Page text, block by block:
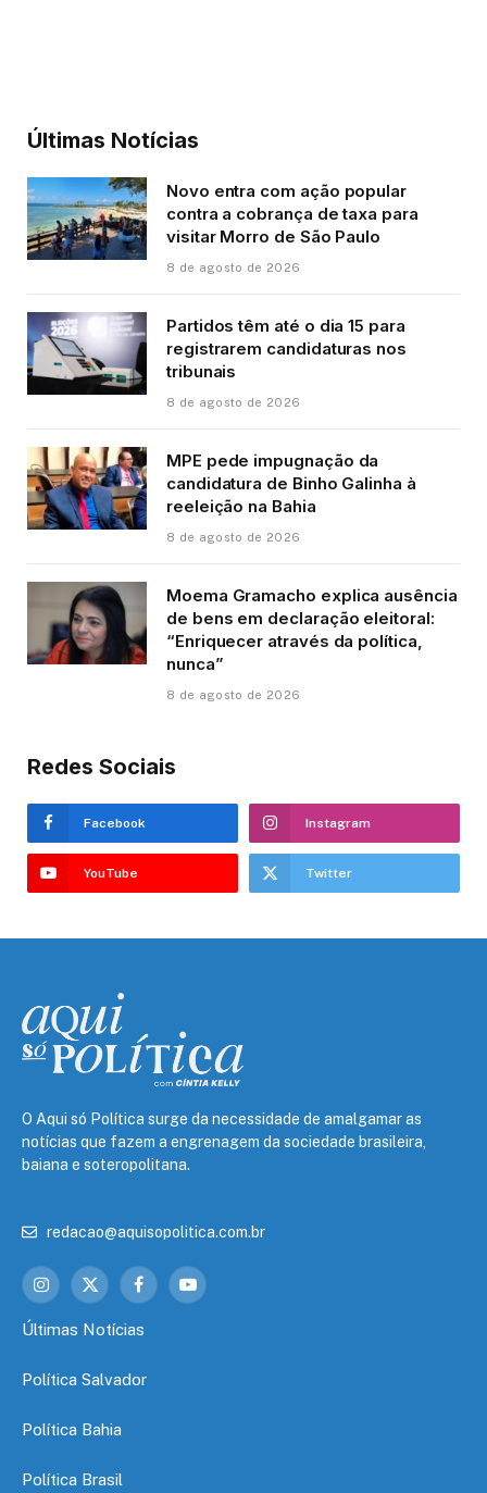
Últimas Notícias
Novo entra com ação popular
contra a cobrança de taxa para
visitar Morro de São Paulo
8 de agosto de 2026
Partidos têm até o dia 15 para
registrarem candidaturas nos
tribunais
8 de agosto de 2026
MPE pede impugnação da
candidatura de Binho Galinha à
reeleição na Bahia
8 de agosto de 2026
Moema Gramacho explica ausência
de bens em declaração eleitoral:
“Enriquecer através da política,
nunca”
8 de agosto de 2026
Redes Sociais
Facebook Instagram
YouTube Twitter
O Aqui só Política surge da necessidade de amalgamar as
notícias que fazem a engrenagem da sociedade brasileira,
baiana e soteropolitana.
redacao@aquisopolitica.com.br
Instagram
X
FacebookYouTube
Últimas Notícias
Política Salvador
Política Bahia
Política Brasil